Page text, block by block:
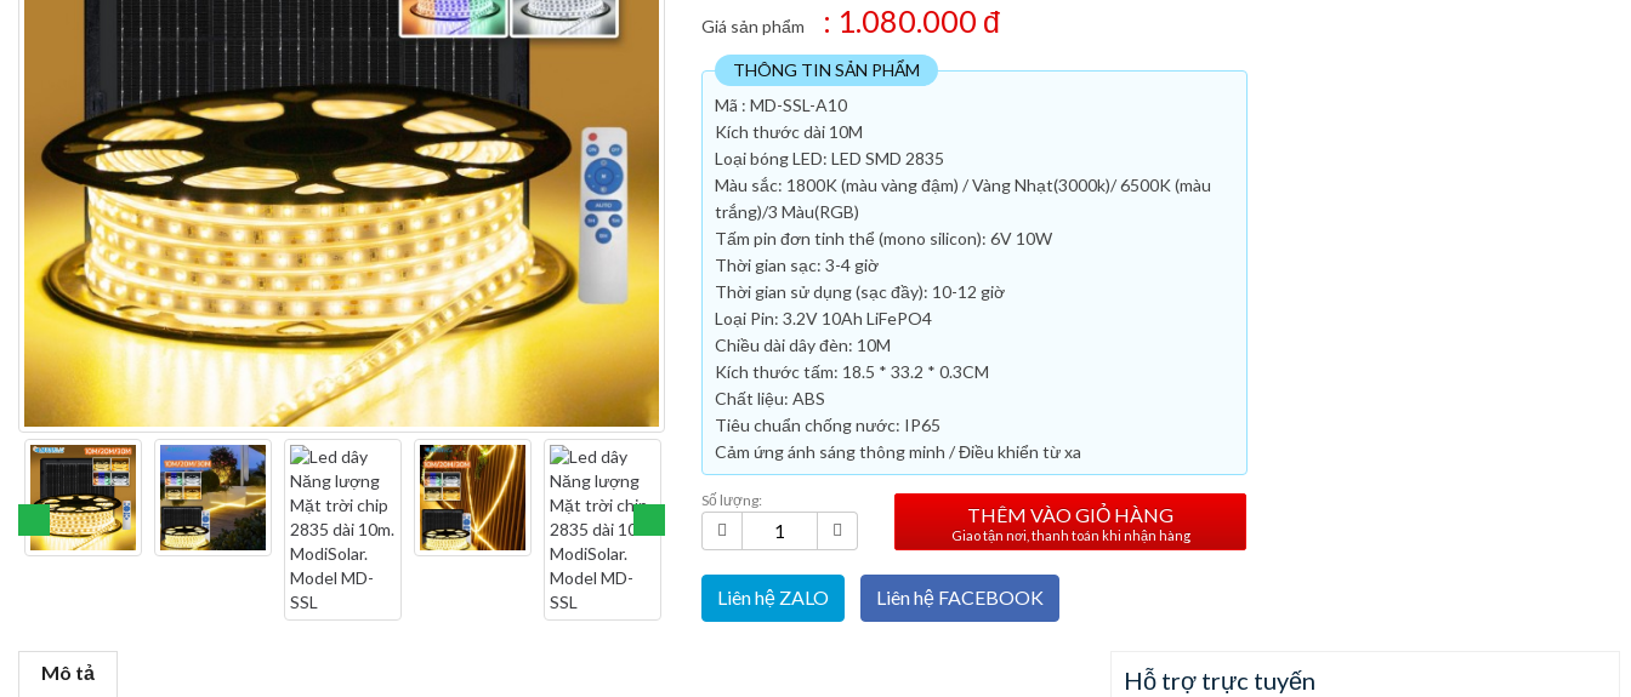
Giá sản phẩm : 1.080.000 đ
THÔNG TIN SẢN PHẨM
Mã : MD-SSL-A10
Kích thước dài 10M
Loại bóng LED: LED SMD 2835
Màu sắc: 1800K (màu vàng đậm) / Vàng Nhạt(3000k)/ 6500K (màu
trắng)/3 Màu(RGB)
Tấm pin đơn tinh thể (mono silicon): 6V 10W
Thời gian sạc: 3-4 giờ
Thời gian sử dụng (sạc đầy): 10-12 giờ
Loại Pin: 3.2V 10Ah LiFePO4
Chiều dài dây đèn: 10M
Kích thước tấm: 18.5 * 33.2 * 0.3CM
Chất liệu: ABS
Tiêu chuẩn chống nước: IP65
Cảm ứng ánh sáng thông minh / Điều khiển từ xa
Số lượng:
THÊM VÀO GIỎ HÀNG
Giao tận nơi, thanh toán khi nhận hàng
Liên hệ ZALO Liên hệ FACEBOOK
Mô tả Hỗ trợ trực tuyến